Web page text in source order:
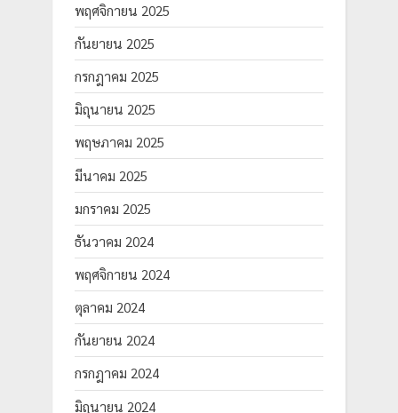
พฤศจิกายน 2025
กันยายน 2025
กรกฎาคม 2025
มิถุนายน 2025
พฤษภาคม 2025
มีนาคม 2025
มกราคม 2025
ธันวาคม 2024
พฤศจิกายน 2024
ตุลาคม 2024
กันยายน 2024
กรกฎาคม 2024
มิถุนายน 2024